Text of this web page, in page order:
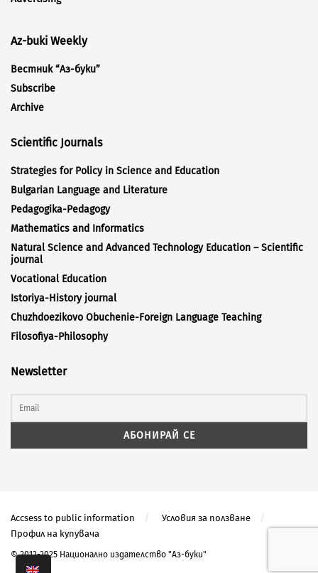
Az-buki Weekly
Вестник “Аз-буки”
Subscribe
Archive
Scientific Journals
Strategies for Policy in Science and Education
Bulgarian Language and Literature
Pedagogika-Pedagogy
Mathematics and Informatics
Natural Science and Advanced Technology Education – Scientific
journal
Vocational Education
Istoriya-History journal
Chuzhdoezikovo Obuchenie-Foreign Language Teaching
Filosofiya-Philosophy
Newsletter
Accsess to public information
Условия за ползване
Профил на купувача
© 2012-2025 Национално издателство "Аз-буки"